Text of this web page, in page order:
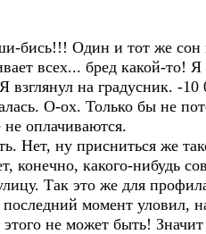
бись!!! Один и тот же
всех... бред какой-то!
взглянул на градусник. -
О-ох. Только бы не
оплачиваются.
Нет, ну присниться же
конечно, какого-нибудь
Так это же для
момент уловил,
не может быть!